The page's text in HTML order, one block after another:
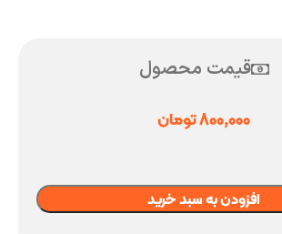
قیمت محصول
800,000تومان
افزودن به سبد خرید